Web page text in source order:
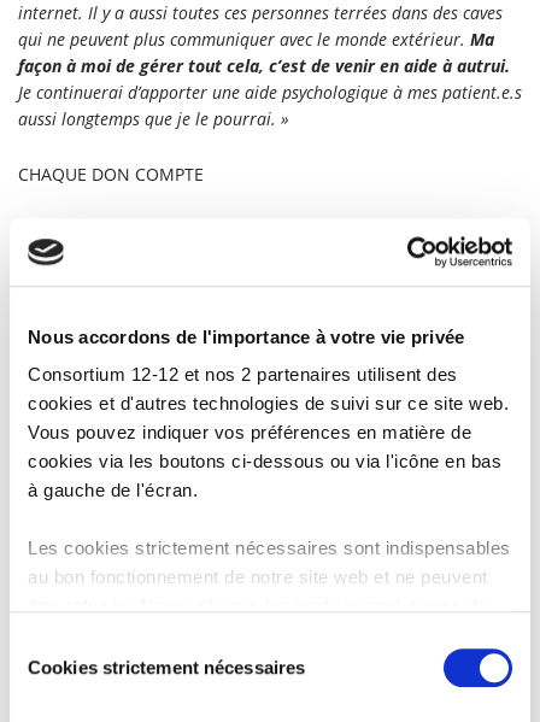
Nous accordons de l'importance à votre vie privée
Consortium 12-12 et nos 2 partenaires utilisent des
cookies et d'autres technologies de suivi sur ce site web.
Vous pouvez indiquer vos préférences en matière de
cookies via les boutons ci-dessous ou via l'icône en bas
à gauche de l'écran.
Les cookies strictement nécessaires sont indispensables
au bon fonctionnement de notre site web et ne peuvent
services. Les cookies fonctionnels permettent de
duCookies strictement nécessaires
internet. Il y a aussi toutes ces personnes terrées dans des caves
qui ne peuvent plus communiquer avec le monde extérieur. Ma
façon à moi de gérer tout cela, c’est de venir en aide à autrui.
Je continuerai d’apporter une aide psychologique à mes patient.e.s
aussi longtemps que je le pourrai. »
CHAQUE DON COMPTE
membres du Consortium 12-12 : Caritas International, la
Croix-Rouge de Belgique, Handicap International, Médecins
UNICEF Belgique. Elles apportent une aide d’urgence aux
populations ukrainiennes affectées par les violences, en
Ukraine et dans les pays voisins.
Ensemble, aidons les victimes des violences. Soutenez-nous
en faisant un don en ligne ou par virement au BE19 0000
0000 12-12.